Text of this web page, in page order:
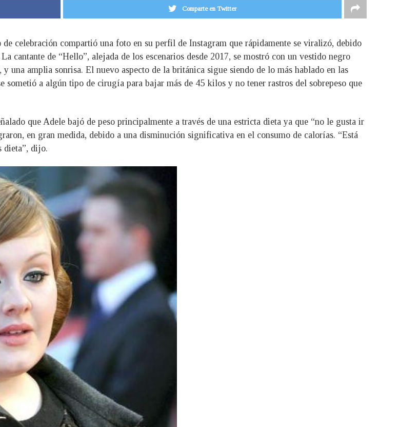
Comparte en Twitter
celebración compartió una foto en su perfil de Instagram que rápidamente se viralizó, debido
cantante de “Hello”, alejada de los escenarios desde 2017, se mostró con un vestido negro
una amplia sonrisa. El nuevo aspecto de la británica sigue siendo de lo más hablado en las
sometió a algún tipo de cirugía para bajar más de 45 kilos y no tener rastros del sobrepeso que
que Adele bajó de peso principalmente a través de una estricta dieta ya que “no le gusta ir
en gran medida, debido a una disminución significativa en el consumo de calorías. “Está
dieta”, dijo.